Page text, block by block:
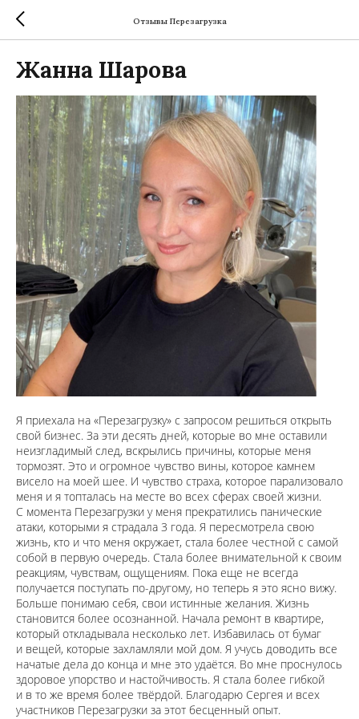
Отзывы Перезагрузка
Жанна Шарова
Я приехала на «Перезагрузку» с запросом решиться открыть
свой бизнес. За эти десять дней, которые во мне оставили
неизгладимый след, вскрылись причины, которые меня
тормозят. Это и огромное чувство вины, которое камнем
висело на моей шее. И чувство страха, которое парализовало
меня и я топталась на месте во всех сферах своей жизни.
С момента Перезагрузки у меня прекратились панические
атаки, которыми я страдала 3 года. Я пересмотрела свою
жизнь, кто и что меня окружает, стала более честной с самой
собой в первую очередь. Стала более внимательной к своим
реакциям, чувствам, ощущениям. Пока еще не всегда
получается поступать по-другому, но теперь я это ясно вижу.
Больше понимаю себя, свои истинные желания. Жизнь
становится более осознанной. Начала ремонт в квартире,
который откладывала несколько лет. Избавилась от бумаг
и вещей, которые захламляли мой дом. Я учусь доводить все
начатые дела до конца и мне это удаётся. Во мне проснулось
здоровое упорство и настойчивость. Я стала более гибкой
и в то же время более твёрдой. Благодарю Сергея и всех
участников Перезагрузки за этот бесценный опыт.